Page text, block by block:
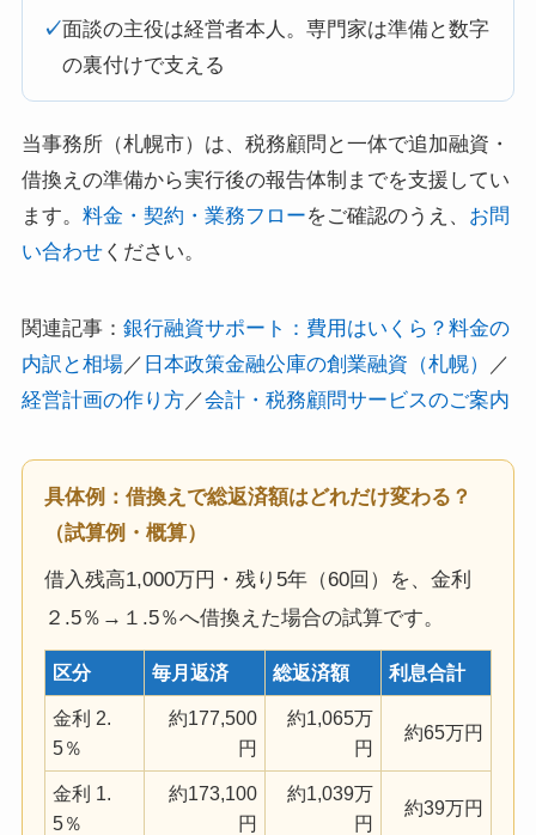
✓面談の主役は経営者本人。専門家は準備と数字
の裏付けで支える
当事務所（札幌市）は、税務顧問と一体で追加融資・
借換えの準備から実行後の報告体制までを支援してい
ます。 料金・契約・業務フローをご確認のうえ、 お問
い合わせください。
関連記事： 銀行融資サポート：費用はいくら？料金の
内訳と相場／ 日本政策金融公庫の創業融資（札幌）
／
経営計画の作り方／会計・税務顧問サービスのご案内
具体例：借換えで総返済額はどれだけ変わる？
（試算例・概算）
借入残高1,000万円・残り5年（60回）を、金利
２.5％→１.5％へ借換えた場合の試算です。
区分 毎月返済 総返済額 利息合計
金利 2.
5％
約177,500
円
約1,065万
円
約65万円
金利 1.
5％
約173,100
円
約1,039万
円
約39万円